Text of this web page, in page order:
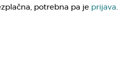
potrebna pa je prijava.